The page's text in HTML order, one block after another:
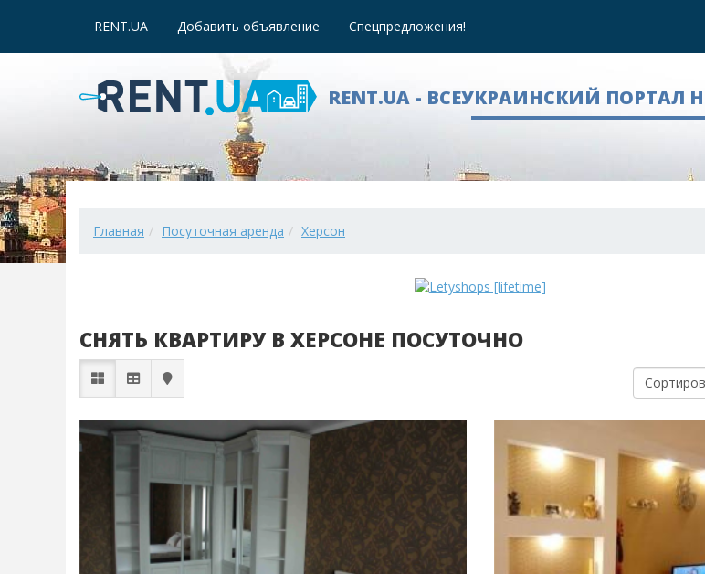
RENT.UA Добавить объявление Спецпредложения!
RENT.UA - ВСЕУКРАИНСКИЙ
Главная Посуточная аренда Херсон
СНЯТЬ КВАРТИРУ В ХЕРСОНЕ ПОСУТОЧНО